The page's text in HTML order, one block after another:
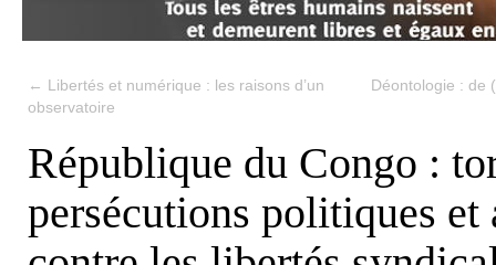
← Libertés et numérique : les raisons d’un
observatoire
Déontologie : de
République du Congo :
persécutions politiques et